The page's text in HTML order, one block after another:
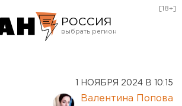
РОССИЯ
Курган
[18+]
1 НОЯБРЯ 2024 В 10:15
Валентина Попова